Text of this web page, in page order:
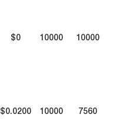
$0 10000 10000
$0.0200 10000 7560